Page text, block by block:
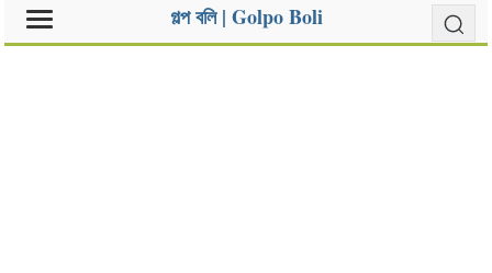
গল্প বলি | Golpo Boli